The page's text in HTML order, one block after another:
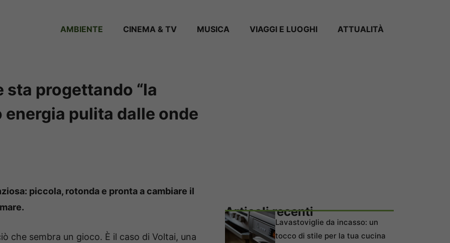
AMBIENTE CINEMA & TV MUSICA VIAGGI E LUOGHI ATTUALITÀ
sta progettando “la
pulita dalle onde
piccola, rotonda e pronta a cambiare il
che sembra un gioco. È il caso di Voltai, una
Articoli recenti
Lavastoviglie da incasso: un
tocco di stile per la tua cucina